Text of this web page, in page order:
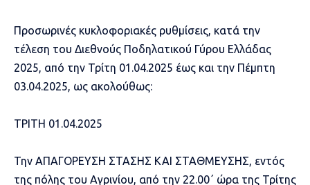
Προσωρινές κυκλοφοριακές ρυθμίσεις, κατά την
τέλεση του Διεθνούς Ποδηλατικού Γύρου Ελλάδας
2025, από την Τρίτη 01.04.2025 έως και την Πέμπτη
03.04.2025, ως ακολούθως:
ΤΡΙΤΗ 01.04.2025
Την ΑΠΑΓΟΡΕΥΣΗ ΣΤΑΣΗΣ ΚΑΙ ΣΤΑΘΜΕΥΣΗΣ, εντός
της πόλης του Αγρινίου, από την 22.00΄ ώρα της Τρίτης